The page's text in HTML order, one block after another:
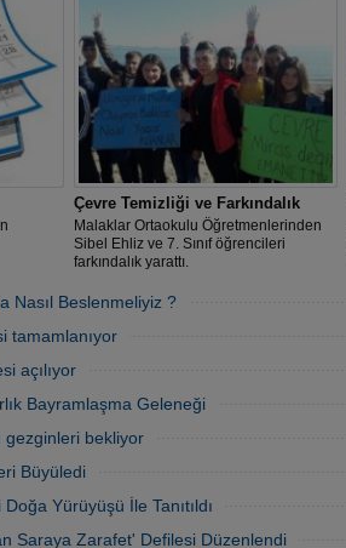
Çevre Temizliği ve Farkındalık
Malaklar Ortaokulu Öğretmenlerinden
Sibel Ehliz ve 7. Sınıf öğrencileri
farkındalık yarattı.
Nasıl Beslenmeliyiz ?
tamamlanıyor
açılıyor
Bayramlaşma Geleneği
gezginleri bekliyor
Büyüledi
Yürüyüşü İle Tanıtıldı
Saraya Zarafet' Defilesi Düzenlendi